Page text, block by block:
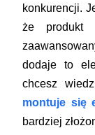
konkurencji.
że produkt
dodaje to
chcesz
montuje się
bardziej